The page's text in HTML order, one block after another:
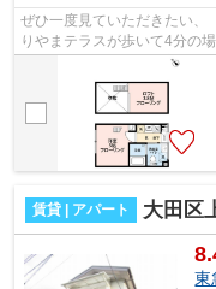
ぜひ一度見ていただきたい、
りやまテラスが歩いて4分の
生活できる最上階のお部屋で
賃貸 | アパート 大田区
東